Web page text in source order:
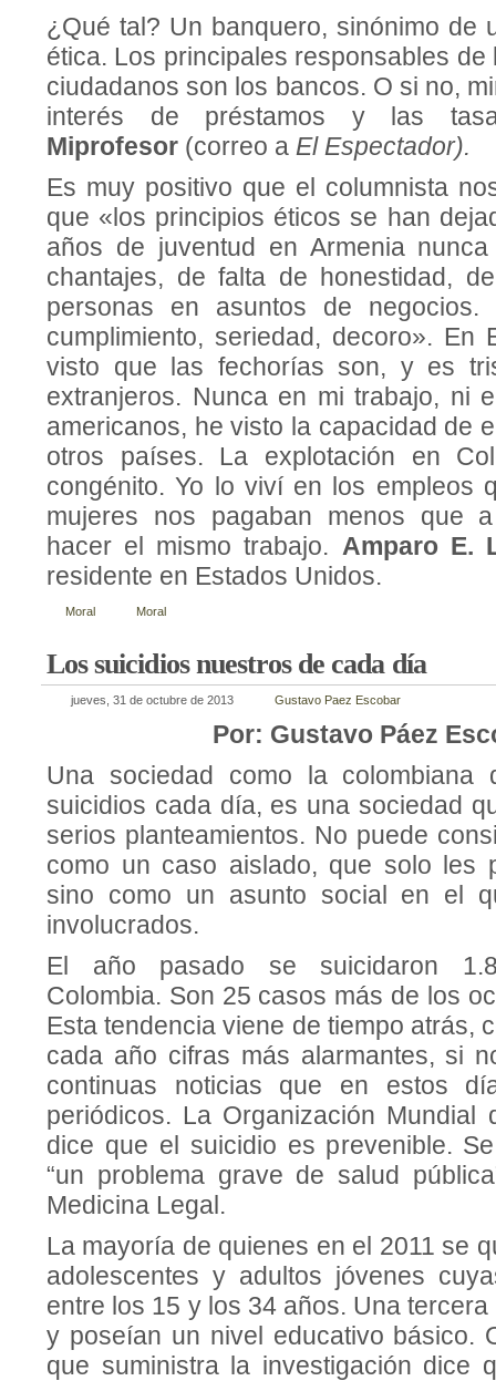
¿Qué tal? Un banquero, sinónimo de
ética. Los principales responsables de
ciudadanos son los bancos. O si no,
interés de préstamos y las
Miprofesor (correo a El Espectador).
Es muy positivo que el columnista
que «los principios éticos se han
años de juventud en Armenia
chantajes, de falta de honestidad,
personas en asuntos de negocios.
cumplimiento, seriedad, decoro». En
visto que las fechorías son, y es
extranjeros. Nunca en mi trabajo, ni
americanos, he visto la capacidad de
otros países. La explotación en
congénito. Yo lo viví en los empleos
mujeres nos pagaban menos que
hacer el mismo trabajo. Amparo E.
residente en Estados Unidos.
Moral Moral
Los suicidios nuestros de cada día
jueves, 31 de octubre de 2013 Gustavo Paez Escobar
Por: Gustavo Páez
Una sociedad como la colombiana
suicidios cada día, es una sociedad
serios planteamientos. No puede
como un caso aislado, que solo les
sino como un asunto social en el
involucrados.
El año pasado se suicidaron
Colombia. Son 25 casos más de los
Esta tendencia viene de tiempo atrás,
cada año cifras más alarmantes, si
continuas noticias que en estos
periódicos. La Organización Mundial
dice que el suicidio es prevenible.
“un problema grave de salud
Medicina Legal.
La mayoría de quienes en el 2011 se
adolescentes y adultos jóvenes
entre los 15 y los 34 años. Una
y poseían un nivel educativo básico.
que suministra la investigación dice